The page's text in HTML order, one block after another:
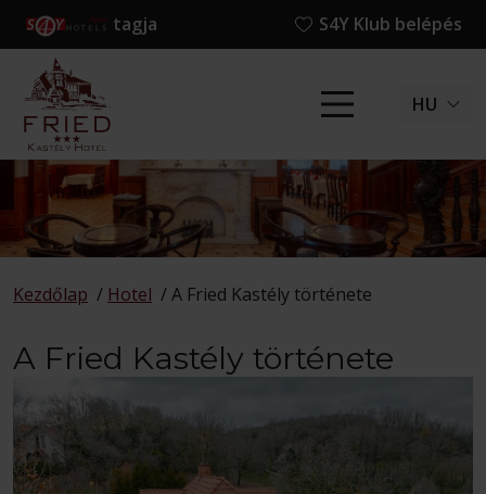
tagja S4Y Klub belépés
HU
Kezdőlap / Hotel /A Fried Kastély története
A Fried Kastély története